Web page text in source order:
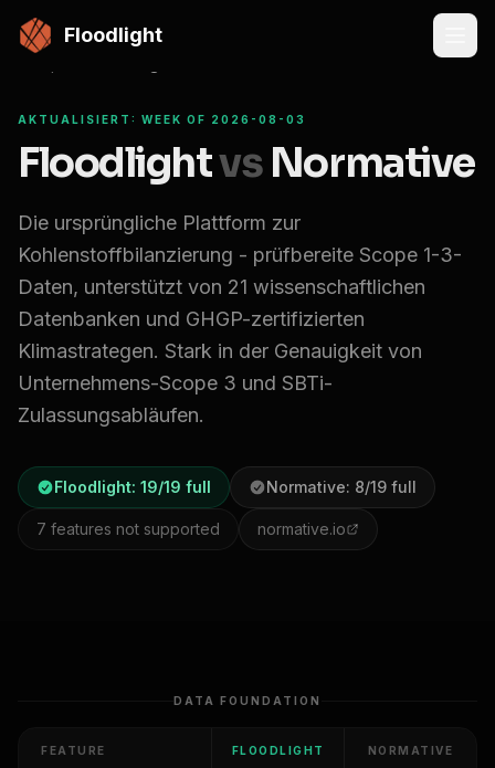
Zum Hauptinhalt springen
Floodlight
AKTUALISIERT: WEEK OF 2026-08-03
Floodlightvs Normative
Die ursprüngliche Plattform zur
Kohlenstoffbilanzierung - prüfbereite Scope 1-3-
Daten, unterstützt von 21 wissenschaftlichen
Datenbanken und GHGP-zertifizierten
Klimastrategen. Stark in der Genauigkeit von
Unternehmens-Scope 3 und SBTi-
Zulassungsabläufen.
Floodlight: 19/19 full Normative: 8/19 full
7 features not supported normative.io
DATA FOUNDATION
FEATURE FLOODLIGHT NORMATIVE